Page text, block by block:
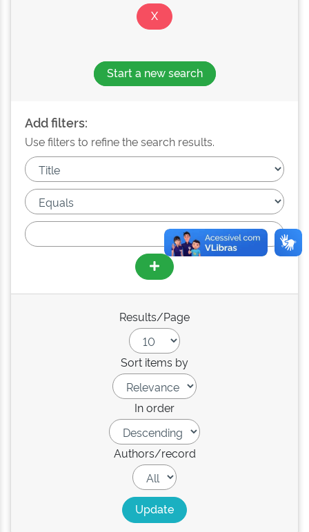
Start a new search
Add filters:
Use filters to refine the search results.
Results/Page
Sort items by
In order
Authors/record